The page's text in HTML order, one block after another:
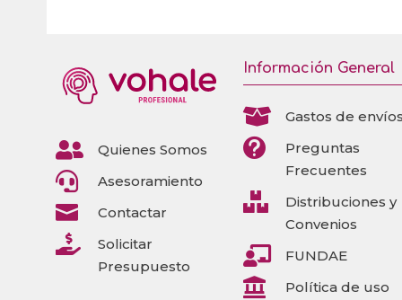
 Quienes Somos
 Asesoramiento
 Contactar

Solicitar
Presupuesto
Información General
 Gastos de

Preguntas
Frecuentes

Distribuciones y
Convenios
 FUNDAE
 Política de uso